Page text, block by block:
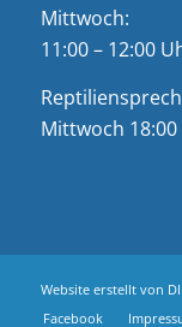
Mittwoch:
11:00 – 12:00
Mittwoch 18:00
Website erstellt von
Facebook